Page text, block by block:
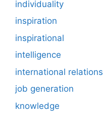
individuality
inspiration
inspirational
intelligence
international relations
job generation
knowledge